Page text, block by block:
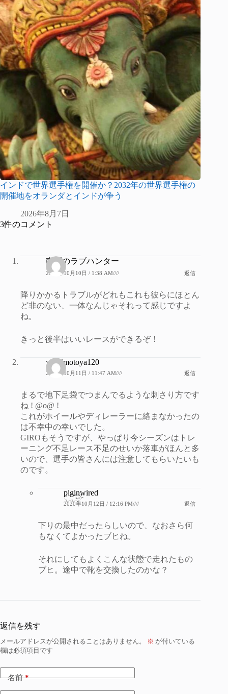
インドで世界選手権を開催か？2032年の世界選手権の
開催地をオランダとインドが争う
2026年8月7日
3件のコメント
南区のラブハンター
2020年10月10日 / 1:38 AM//// 返信
降りかかるトラブルがどれもこれも彼らにほとん
ど非のない、一体なんじゃそれって感じですよ
ね。
きっと後半はいいレースができるぞ！
yoshimotoya120
2020年10月11日 / 11:47 AM//// 返信
まるで地下足袋でつまんでるような刺さり方です
ね ! @o@ !
これがホイールやディレーラーに絡まなかったの
は不幸中の幸いでした。
GIROもそうですが、やっぱり今シーズンはトレ
ーニング不足レース不足のせいか落車がほんと多
いので、選手の皆さんには注意してもらいたいも
のです。
piginwired
2020年10月12日 / 12:16 PM//// 返信
下りの最中だったらしいので、なおさら何
もなくてよかったブヒね。
それにしてもよくこんな状態で走れたもの
ブヒ。途中で靴を交換したのかな？
返信を残す
メールアドレスが公開されることはありません。 ※ が付いている
欄は必須項目です
名前*